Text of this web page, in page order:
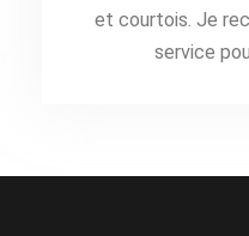
et courtois. Je
service